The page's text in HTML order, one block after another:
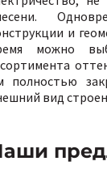
и
можно
полностью
вид